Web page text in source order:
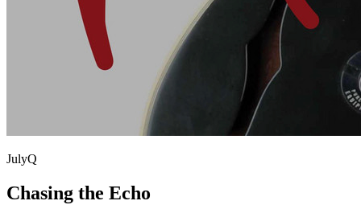
JulyQ
Chasing the Echo